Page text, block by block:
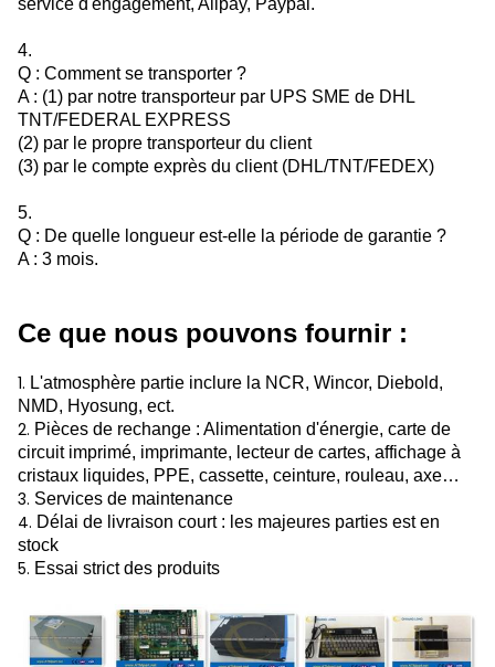
service d'engagement, Alipay, Paypal.
4.
Q : Comment se transporter ?
A : (1) par notre transporteur par UPS SME de DHL
TNT/FEDERAL EXPRESS
(2) par le propre transporteur du client
(3) par le compte exprès du client (DHL/TNT/FEDEX)
5.
Q : De quelle longueur est-elle la période de garantie ?
A : 3 mois.
Ce que nous pouvons fournir :
1. L'atmosphère partie inclure la NCR, Wincor, Diebold,
NMD, Hyosung, ect.
2. Pièces de rechange : Alimentation d'énergie, carte de
circuit imprimé, imprimante, lecteur de cartes, affichage à
cristaux liquides, PPE, cassette, ceinture, rouleau, axe…
3. Services de maintenance
4. Délai de livraison court : les majeures parties est en
stock
5. Essai strict des produits